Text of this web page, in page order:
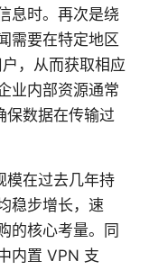
息时。再次是绕
需要在特定地区
，从而获取相应
业内部资源通常
保数据在传输过
模在过去几年持
稳步增长，速
的核心考量。同
内置 VPN 支